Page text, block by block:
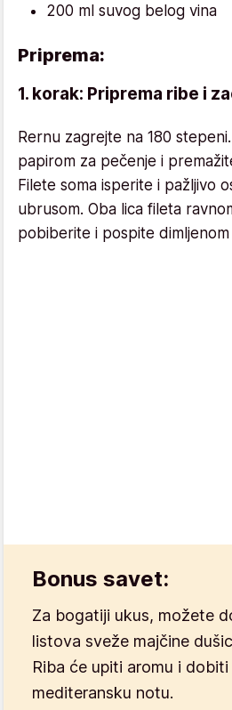
200 ml suvog belog vina
Priprema:
1. korak: Priprema ribe i
Rernu zagrejte na 180
papirom za pečenje i
Filete soma isperite i pažljivo
ubrusom. Oba lica fileta
pobiberite i pospite
Bonus savet:
Za bogatiji ukus, možete
listova sveže majčine
Riba će upiti aromu i
mediteransku notu.